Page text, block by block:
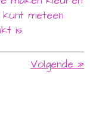
meteen
is.
Volgende»